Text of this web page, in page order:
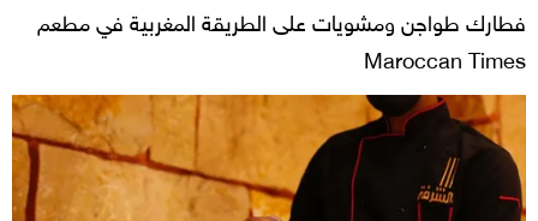
فطارك طواجن ومشويات على الطريقة المغربية في مطعم
Maroccan Times